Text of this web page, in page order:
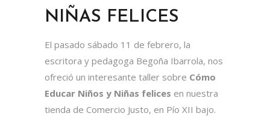
NIÑAS FELICES
El pasado sábado 11 de febrero, la
escritora y pedagoga Begoña Ibarrola, nos
ofreció un interesante taller sobre Cómo
Educar Niños y Niñas felices en nuestra
tienda de Comercio Justo, en Pío XII bajo.